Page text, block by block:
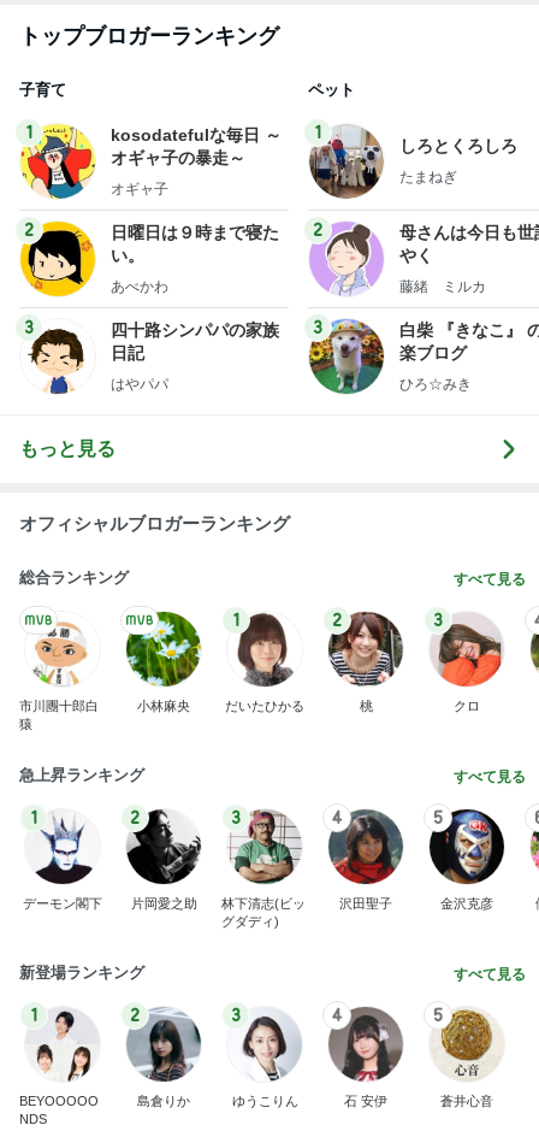
トップブロガーランキング
子育て
1
kosodatefulな毎日 ～
オギャ子の暴走～
オギャ子
2
日曜日は９時まで寝た
い。
あべかわ
3
四十路シンパパの家族
日記
はやパパ
ペット
1
しろとくろしろ
たまねぎ
2
母さんは今日も世
やく
藤緒 ミルカ
3
白柴 『きなこ』
楽ブログ
ひろ☆みき
もっと見る
オフィシャルブロガーランキング
総合ランキング すべて見る
市川團十郎白
猿
小林麻央
1
だいたひかる
2
桃
3
クロ
急上昇ランキング すべて見る
1
デーモン閣下
2
片岡愛之助
3
林下清志(ビッ
グダディ)
4
沢田聖子
5
金沢克彦
新登場ランキング すべて見る
1
BEYOOOOO
NDS
2
島倉りか
3
ゆうこりん
4
石 安伊
5
蒼井心音